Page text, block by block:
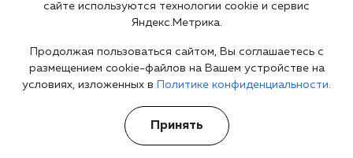
конфиденциальностии даю свое
Согласие на обработку
сайте используются технологии cookie и сервис
Яндекс.Метрика.
Продолжая пользоваться сайтом, Вы соглашаетесь с
размещением cookie-файлов на Вашем устройстве на
условиях, изложенных в
Политике конфиденциальности.
Принять